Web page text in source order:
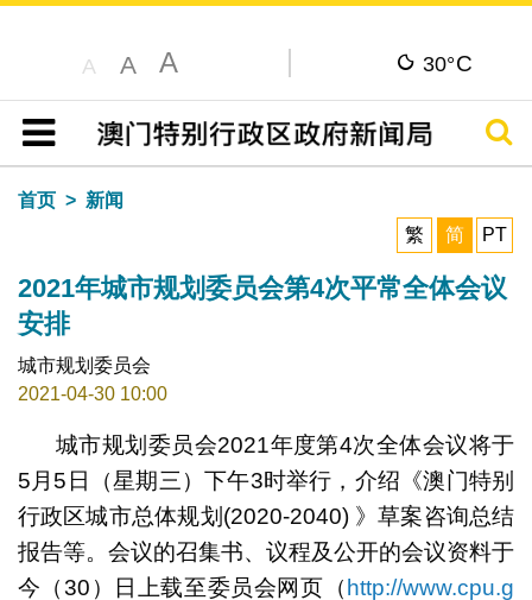
A A A 30°C
目录
搜寻
首页
新闻
繁
简 PT
2021年城市规划委员会第4次平常全体会议
安排
城市规划委员会
2021-04-30 10:00
城市规划委员会2021年度第4次全体会议将于
5月5日（星期三）下午3时举行，介绍《澳门特别
行政区城市总体规划(2020-2040) 》草案咨询总结
报告等。会议的召集书、议程及公开的会议资料于
今（30）日上载至委员会网页（http://www.cpu.g